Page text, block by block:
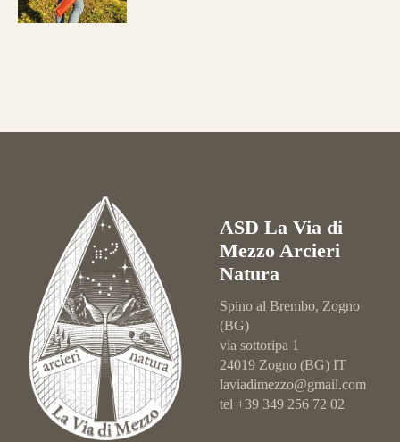
ASD La Via di
Mezzo Arcieri
Natura
Spino al Brembo, Zogno
(BG)
via sottoripa 1
24019 Zogno (BG) IT
laviadimezzo@gmail.com
tel +39 349 256 72 02